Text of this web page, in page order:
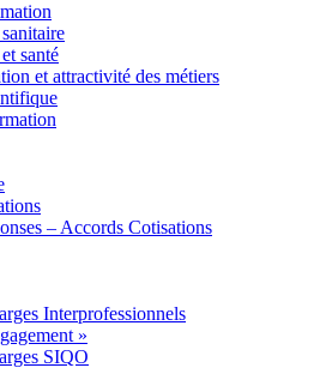
santé
et attractivité des métiers
– Accords Cotisations
Interprofessionnels
»
SIQO